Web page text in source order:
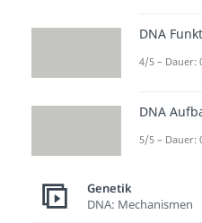
Die
die ein
oder in
ist der
Wichtig:
DNA
4/5 – Dauer:
DNA
5/5 – Dauer:
Genetik
DNA: Mechanismen